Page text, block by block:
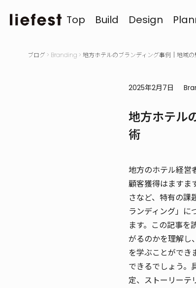
Top Build Design
ブログ > Branding >地方ホテルのブランディング事例｜地域
2025年2月7日
地方ホテル
術
地方のホテル経営
顧客獲得はますま
さなど、特有の課
ランディング」に
ます。この記事を
がるのかを理解し
を学ぶことができ
できるでしょう。
定、ストーリーテ